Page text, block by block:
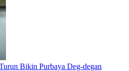
Bikin Purbaya Deg-degan